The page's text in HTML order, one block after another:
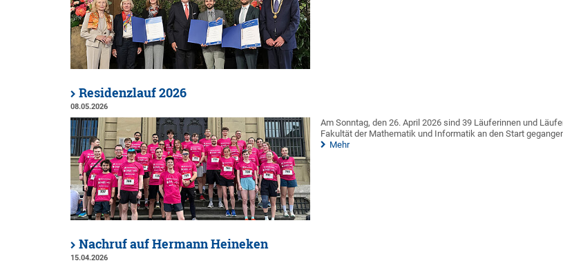
Residenzlauf 2026
08.05.2026
Am Sonntag, den 26. April 2026 sind 39 Läuferinnen und
Fakultät der Mathematik und Informatik an den Start
Mehr
Nachruf auf Hermann Heineken
15.04.2026